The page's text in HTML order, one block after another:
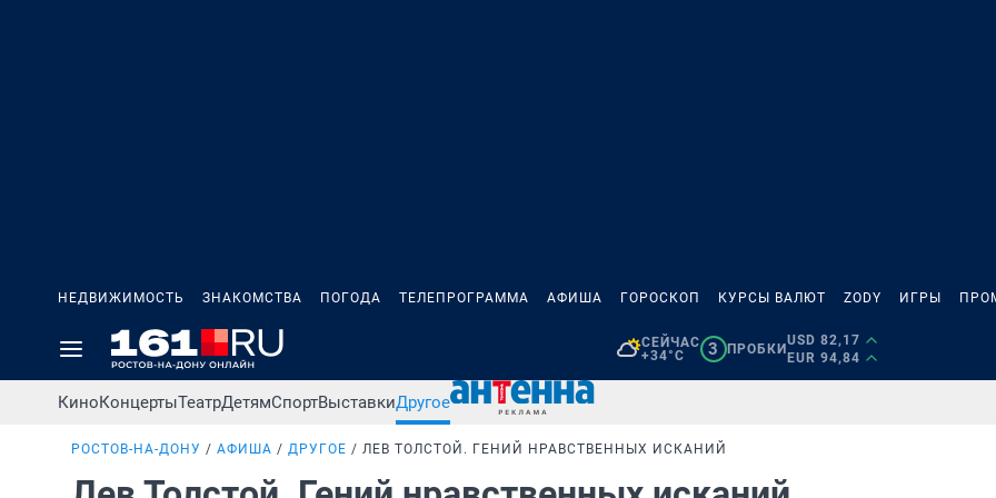
НЕДВИЖИМОСТЬ ЗНАКОМСТВА ПОГОДА ТЕЛЕПРОГРАММА АФИША ГОРОСКОП КУРСЫ ВАЛЮТ ZODY ИГРЫ
СЕЙЧАС
+34°C
3 ПРОБКИ
USD 82,17
EUR 94,84
КиноКонцертыТеатрДетямСпортВыставкиДругое
РОСТОВ-НА-ДОНУ АФИША ДРУГОЕ ЛЕВ ТОЛСТОЙ. ГЕНИЙ НРАВСТВЕННЫХ ИСКАНИЙ